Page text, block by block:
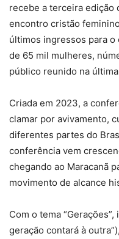
recebe a terceira edição
encontro cristão
últimos ingressos para
de 65 mil mulheres,
público reunido na
Criada em 2023, a
clamar por avivamento,
diferentes partes do
conferência vem
chegando ao Maracanã
movimento de alcance
Com o tema
geração contará à